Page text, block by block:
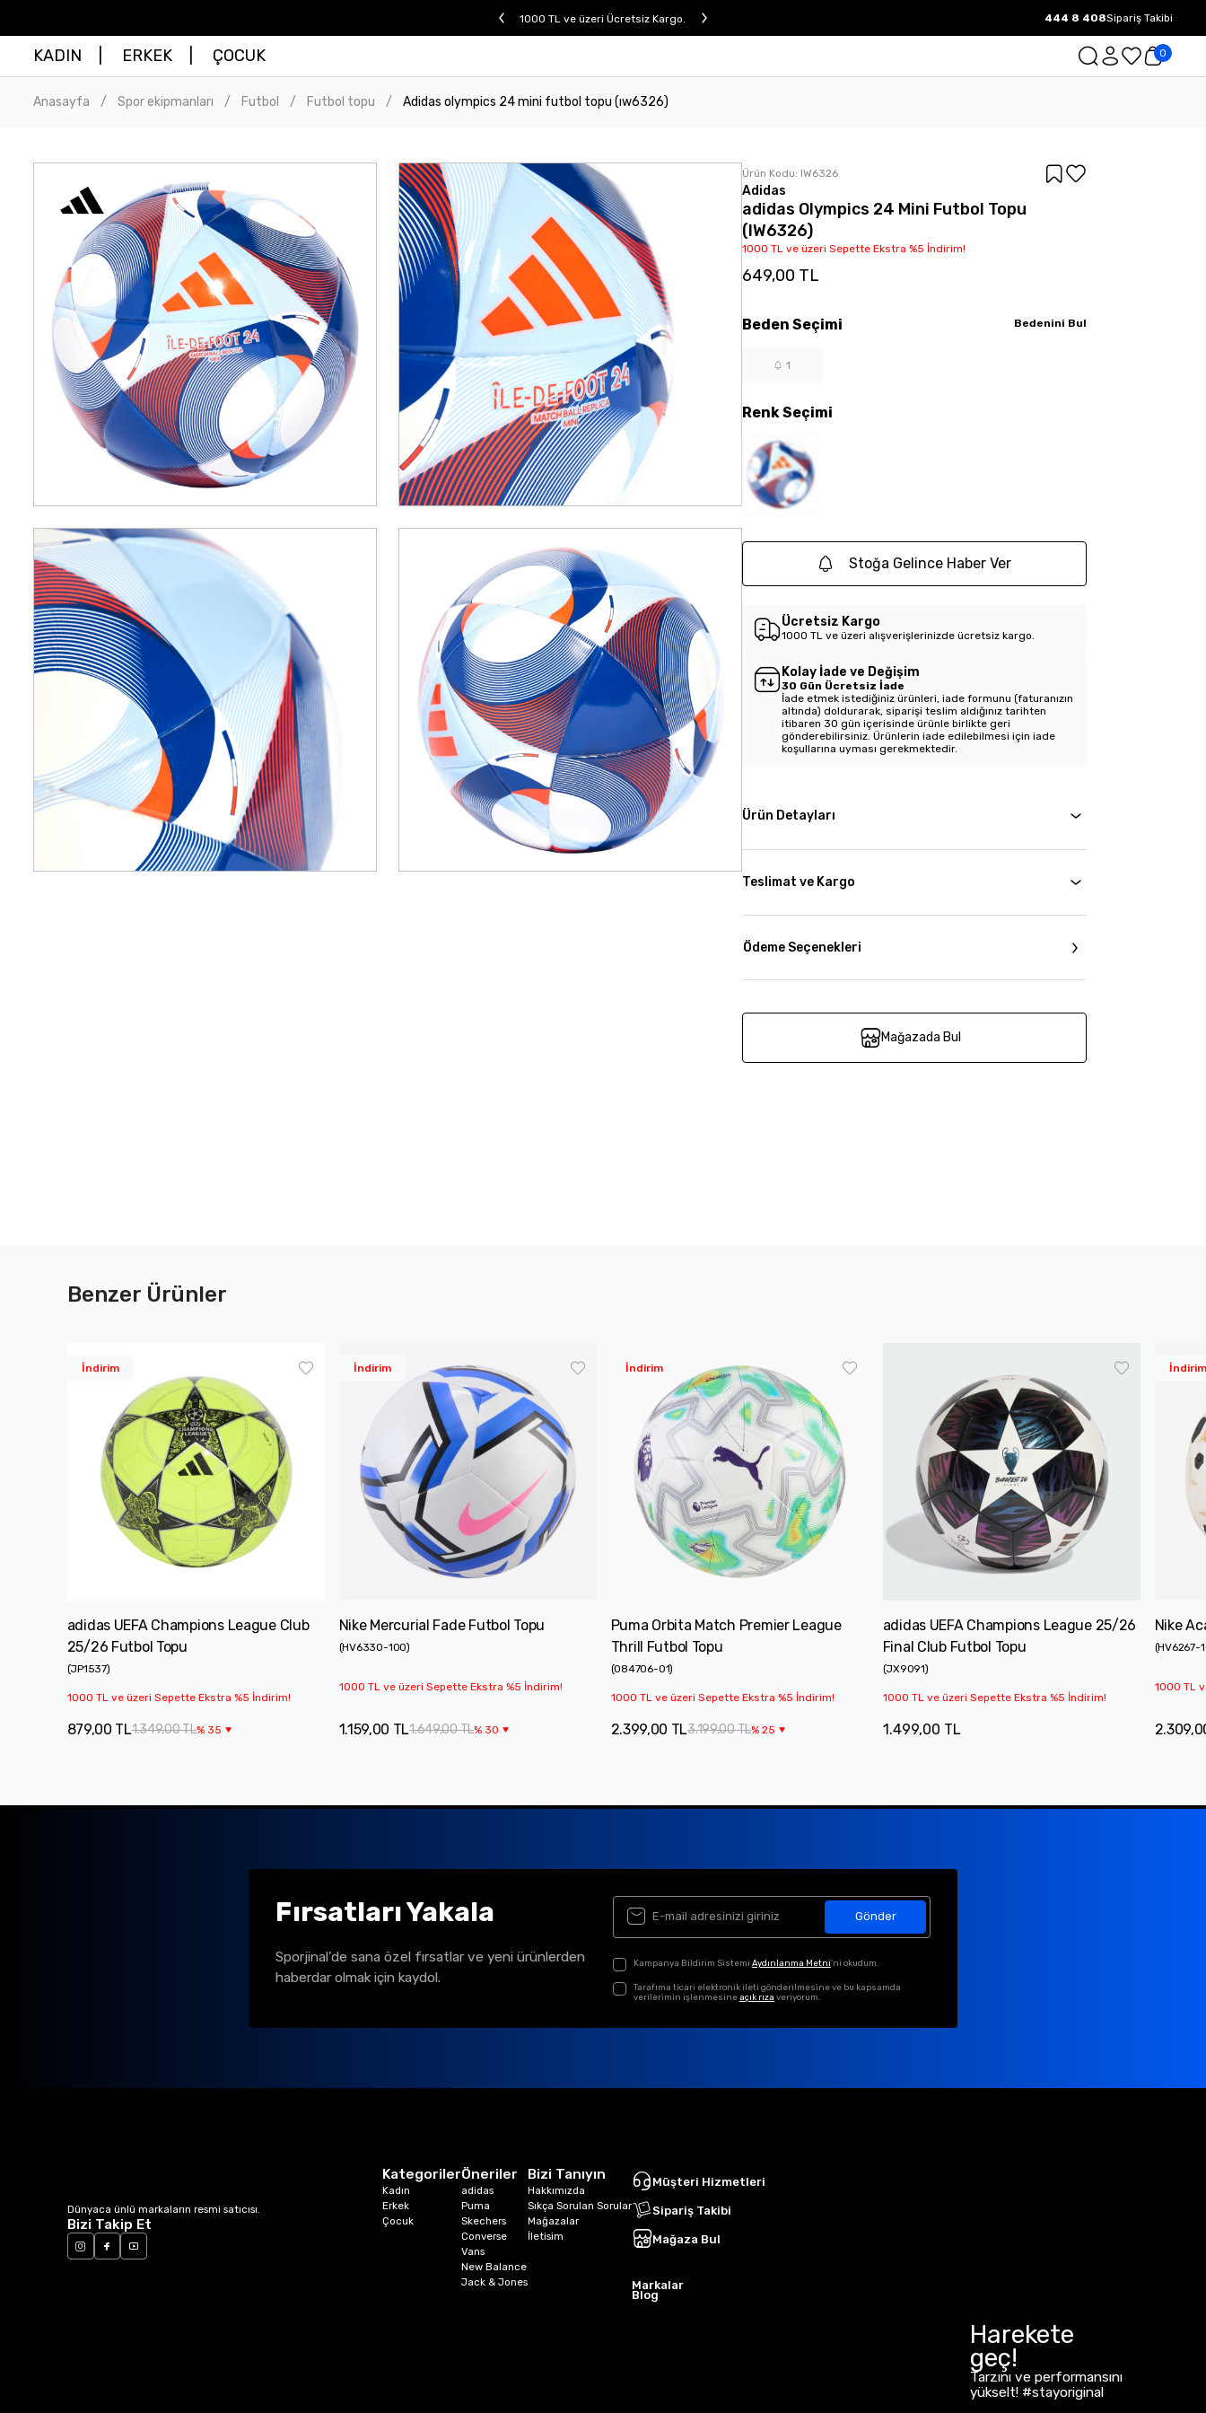
1000 TL ve üzeri Ücretsiz Kargo. 1000 TL ve üzeri Ücretsiz Kargo.
444 8 408Sipariş Takibi
KADIN ERKEK ÇOCUK 0
Anasayfa / Spor ekipmanları / Futbol / Futbol topu / Adidas olympics 24 mini futbol topu (ıw6326)
Ürün Kodu: IW6326
Adidas
adidas Olympics 24 Mini Futbol Topu
(IW6326)
1000 TL ve üzeri Sepette Ekstra %5 İndirim!
649,00 TL
RenkSeçimi
Beden Seçimi Bedenini Bul
1
Stoğa Gelince Haber Ver
Ücretsiz Kargo
1000 TL ve üzeri alışverişlerinizde ücretsiz kargo.
Kolay İade ve Değişim
30 Gün Ücretsiz İade
İade etmek istediğiniz ürünleri, iade formunu (faturanızın
altında) doldurarak, siparişi teslim aldığınız tarihten
itibaren 30 gün içerisinde ürünle birlikte geri
gönderebilirsiniz. Ürünlerin iade edilebilmesi için iade
koşullarına uyması gerekmektedir.
Ürün Detayları
Teslimat ve Kargo
Ödeme Seçenekleri
Mağazada Bul
Benzer Ürünler
İndirim
adidas UEFA Champions League Club
25/26 Futbol Topu
(JP1537)
1000 TL ve üzeri Sepette Ekstra %5 İndirim!
1.349,00 TL% 35
879,00 TL
İndirim
Nike Mercurial Fade Futbol Topu
(HV6330-100)
1000 TL ve üzeri Sepette Ekstra %5 İndirim!
1.649,00 TL% 30
1.159,00 TL
İndirim
Puma Orbita Match Premier League
Thrill Futbol Topu
(084706-01)
1000 TL ve üzeri Sepette Ekstra %5 İndirim!
3.199,00 TL%25
2.399,00 TL
adidas UEFA Champions League 25/26
Final Club Futbol Topu
(JX9091)
1000 TL ve üzeri Sepette Ekstra %5 İndirim!
1.499,00 TL
İndirim
Nike
(HV6267-
1000 TL
Fırsatları Yakala
Sporjinal’de sana özel fırsatlar ve yeni ürünlerden
haberdar olmak için kaydol.
Gönder
Kampanya Bildirim Sistemi Aydınlanma Metni'ni okudum.
Tarafıma ticari elektronik ileti gönderilmesine ve bu kapsamda
verilerimin işlenmesineaçık rıza veriyorum.
Dünyaca ünlü markaların resmi satıcısı.
Bizi Takip Et
Kategoriler
Kadın
Erkek
Çocuk
Öneriler
adidas
Puma
Skechers
Converse
Vans
New Balance
Jack & Jones
Bizi Tanıyın
Hakkımızda
Sıkça Sorulan Sorular
Mağazalar
İletisim
Müşteri Hizmetleri
Sipariş Takibi
Mağaza Bul
Markalar
Blog
Harekete
geç!
Tarzını ve performansını
yükselt! #stayoriginal